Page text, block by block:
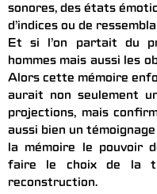
sonores, des états
d’indices ou de
Et si l’on partait du
hommes mais aussi les
Alors cette mémoire
aurait non seulement
projections, mais
aussi bien un
la mémoire le pouvoir
faire le choix de la
reconstruction.